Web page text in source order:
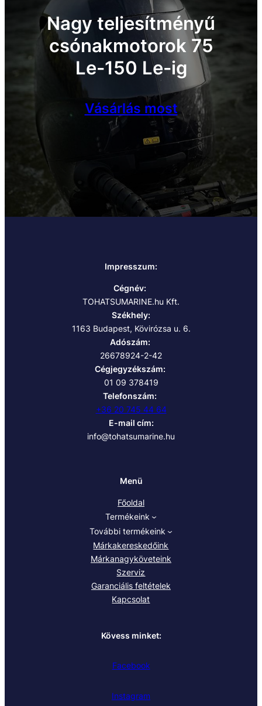
Nagy teljesítményű
csónakmotorok 75
Le-150 Le-ig
Vásárlás most
Impresszum:
Cégnév:
TOHATSUMARINE.hu Kft.
Székhely:
1163 Budapest, Kövirózsa u. 6.
Adószám:
26678924-2-42
Cégjegyzékszám:
01 09 378419
Telefonszám:
+36 20 745 44 64
E-mail cím:
info@tohatsumarine.hu
Menü
Főoldal
Termékeink
További termékeink
Márkakereskedőink
Márkanagyköveteink
Szerviz
Garanciális feltételek
Kapcsolat
Kövess minket:
Facebook
Instagram